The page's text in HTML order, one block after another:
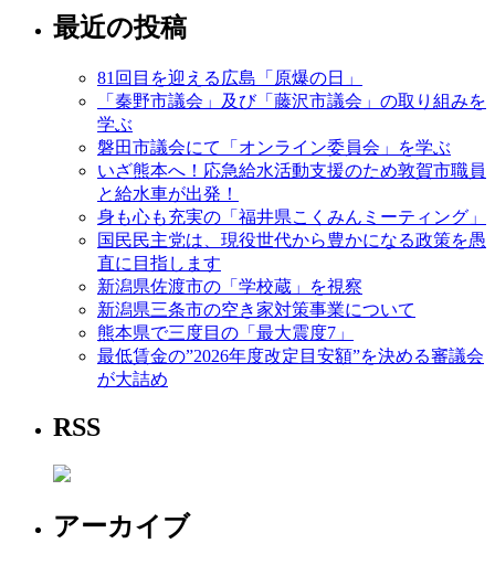
最近の投稿
81回目を迎える広島「原爆の日」
「秦野市議会」及び「藤沢市議会」の取り組みを
学ぶ
磐田市議会にて「オンライン委員会」を学ぶ
いざ熊本へ！応急給水活動支援のため敦賀市職員
と給水車が出発！
身も心も充実の「福井県こくみんミーティング」
国民民主党は、現役世代から豊かになる政策を愚
直に目指します
新潟県佐渡市の「学校蔵」を視察
新潟県三条市の空き家対策事業について
熊本県で三度目の「最大震度7」
最低賃金の”2026年度改定目安額”を決める審議会
が大詰め
RSS
アーカイブ